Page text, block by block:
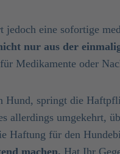
jedoch eine sofortige
nur aus der
Medikamente oder
Hund, springt die
allerdings umgekehrt,
Haftung für den